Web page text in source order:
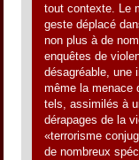
tout contexte. Le
geste déplacé
non plus à de
enquêtes de
désagréable, une
même la menace
tels, assimilés à
dérapages de la
«terrorisme
de nombreux